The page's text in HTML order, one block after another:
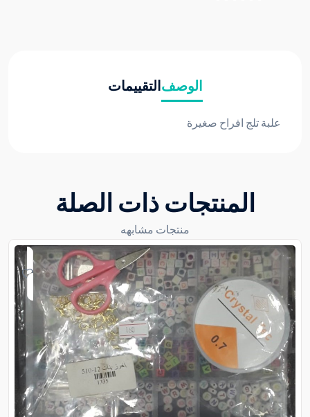
الوصفالتقييمات
علبة تلج افراح صغيرة
المنتجات ذات الصلة
منتجات مشابهه